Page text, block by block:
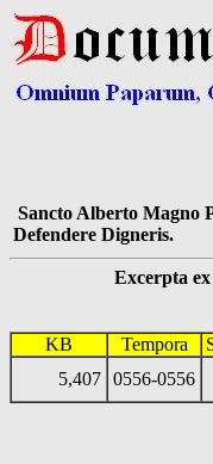
Sancto Alberto Magno
Defendere Digneris.
Excerpta ex
KB Tempora
5,407 0556-0556